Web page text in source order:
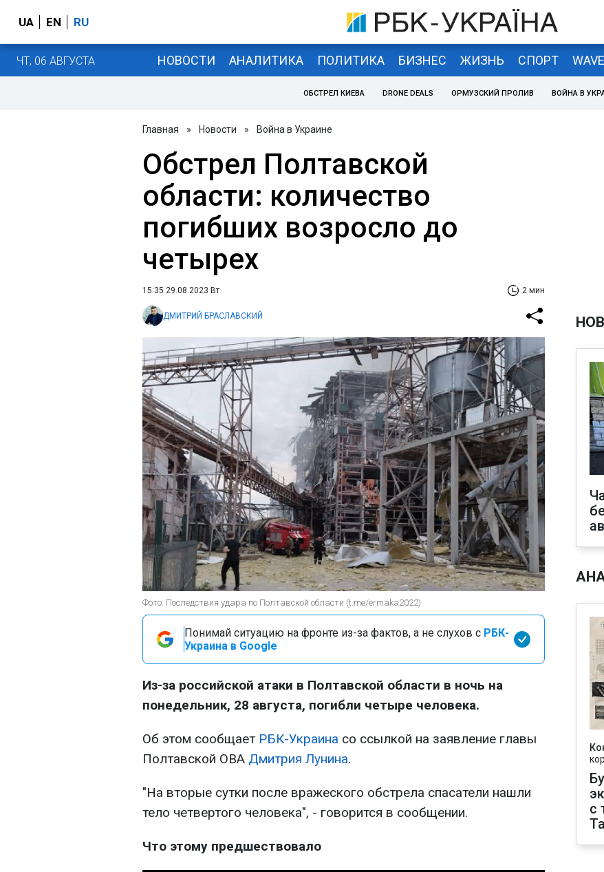
UA EN RU
ЧТ, 06 АВГУСТА НОВОСТИ АНАЛИТИКА ПОЛИТИКА БИЗНЕС ЖИЗНЬ СПОРТ WAVE
ОБСТРЕЛ КИЕВА DRONE DEALS ОРМУЗСКИЙ ПРОЛИВ ВОЙНА В
Главная » Новости » Война в Украине
Обстрел Полтавской
области: количество
погибших возросло до
четырех
15:35 29.08.2023 Вт 2 мин
ДМИТРИЙ БРАСЛАВСКИЙ
Фото: Последствия удара по Полтавской области (t.me/ermaka2022)
Понимай ситуацию на фронте из-за фактов, а не слухов с РБК-
Украина в Google
Из-за российской атаки в Полтавской области в ночь на
понедельник, 28 августа, погибли четыре человека.
Об этом сообщает РБК-Украина со ссылкой на заявление главы
Полтавской ОВА Дмитрия Лунина.
"На вторые сутки после вражеского обстрела спасатели нашли
тело четвертого человека", - говорится в сообщении.
Что этому предшествовало
с